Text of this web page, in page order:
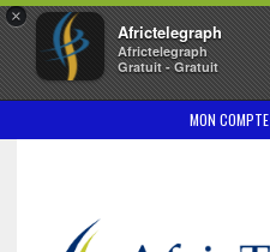
×
Africtelegraph
Africtelegraph
Gratuit - Gratuit
MON COMPTE